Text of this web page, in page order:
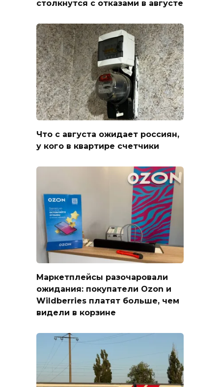
столкнутся с отказами в августе
Что с августа ожидает россиян,
у кого в квартире счетчики
Маркетплейсы разочаровали
ожидания: покупатели Ozon и
Wildberries платят больше, чем
видели в корзине